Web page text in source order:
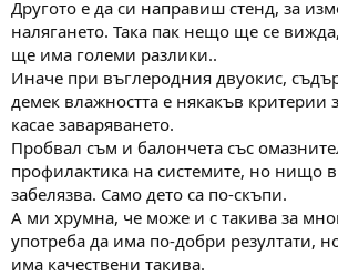
Другото е да си направиш стенд, за
налягането. Така пак нещо ще се
ще има големи разлики..
Иначе при въглеродния двуокис,
демек влажността е някакъв критерии
касае заваряването.
Пробвал съм и балончета със
профилактика на системите, но нищо
забелязва. Само дето са по-скъпи.
А ми хрумна, че може и с такива за
употреба да има по-добри резултати,
има качествени такива.